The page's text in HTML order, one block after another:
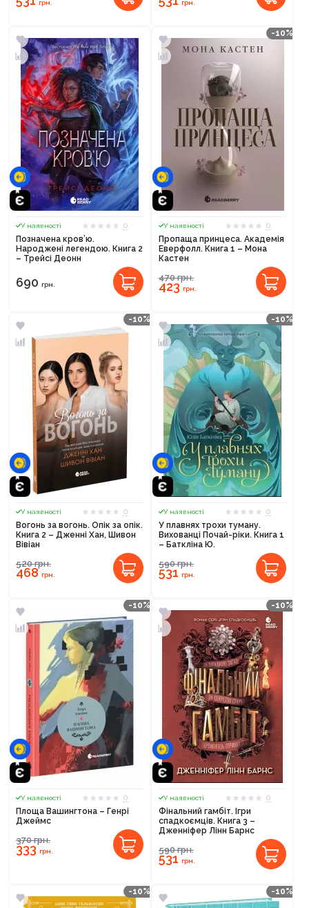
грн. грн.
У наявності
0
Позначена кров’ю.
Народжені легендою. Книга 2
– Трейсі Деонн
690 грн.
-10%
У наявності
0
Пропаща принцеса. Академія
Еверфолл. Книга 1 – Мона
Кастен
470грн.
423грн.
-10%
У наявності
0
Вогонь за вогонь. Опік за опік.
Книга 2 – Дженні Хан, Шивон
Вівіан
520грн.
468 грн.
-10%
У наявності
0
У плавнях трохи туману.
Вихованці Почай-ріки. Книга 1
– Баткліна Ю.
590грн.
531грн.
-10%
У наявності
0
Площа Вашингтона – Генрі
Джеймс
370грн.
333грн.
-10%
У наявності
0
Фінальний гамбіт. Ігри
спадкоємців. Книга 3 –
Дженніфер Лінн Барнс
590грн.
531грн.
-10% -10%
Продовжити покупки
Оформити замовлення